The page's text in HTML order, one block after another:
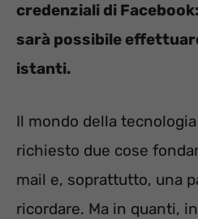
credenziali di
sarà possibile
istanti.
Il mondo della
richiesto due cose
mail e, soprattutto, una
ricordare. Ma in quanti,